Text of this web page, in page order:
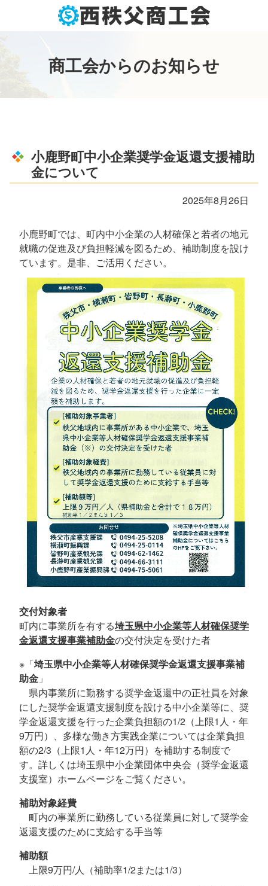
テ
ン
ツ
商工会からのお知らせ
小鹿野町中小企業奨学金返還支援補助
金について
2025年8月26日
小鹿野町では、町内中小企業の人材確保と若者の地元
就職の促進及び負担軽減を図るため、補助制度を設け
ています。是非、ご活用ください。
交付対象者
町内に事業所を有する埼玉県中小企業等人材確保奨学
金返還支援事業補助金の交付決定を受けた者
※「埼玉県中小企業等人材確保奨学金返還支援事業補
助金 」
県内事業所に勤務する奨学金返還中の正社員を対象
にした奨学金返還支援制度を設ける中小企業等に、奨
学金返還支援を行った企業負担額の1/2（上限1人・年
9万円）、多様な働き方実践企業については企業負担
額の2/3（上限1人・年12万円）を補助する制度で
す。詳しくは埼玉県中小企業団体中央会（奨学金返還
支援室）ホームページをご覧ください。
補助対象経費
町内の事業所に勤務している従業員に対して奨学金
返還支援のために支給する手当等
補助額
上限9万円/人（補助率1/2または1/3）